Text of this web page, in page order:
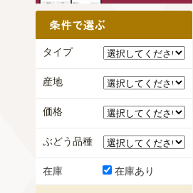
タイプ
産地
価格
ぶどう品種
在庫 在庫あり